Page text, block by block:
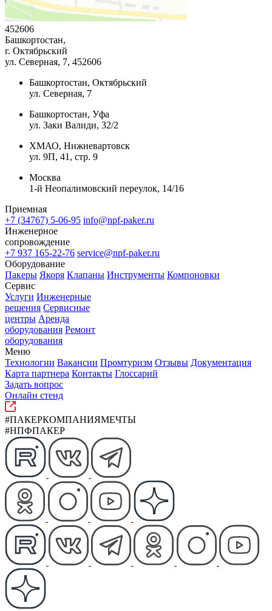
452606
Башкортостан,
г. Октябрьский
ул. Северная, 7, 452606
Башкортостан, Октябрьский
ул. Северная, 7
Башкортостан, Уфа
ул. Заки Валиди, 32/2
ХМАО, Нижневартовск
ул. 9П, 41, стр. 9
Москва
1-й Неопалимовский переулок, 14/16
Приемная
+7 (34767) 5-06-95 info@npf-paker.ru
Инженерное
сопровождение
+7 937 165-22-76 service@npf-paker.ru
Оборудование
Пакеры Якоря Клапаны Инструменты Компоновки
Сервис
Услуги Инженерные
решения Сервисные
центры Аренда
оборудования Ремонт
оборудования
Меню
Технологии Вакансии Промтуризм Отзывы Документация
Карта партнера Контакты Глоссарий
Задать вопрос
Онлайн стенд
#ПАКЕРКОМПАНИЯМЕЧТЫ
#НПФПАКЕР